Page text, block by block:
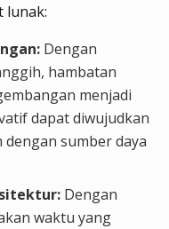
lunak:
Dengan
hambatan
menjadi
dapat diwujudkan
sumber daya
Dengan
waktu yang